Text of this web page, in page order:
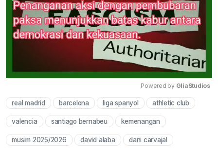
Mute
Powered by GliaStudios
real madrid barcelona liga spanyol athletic club
valencia santiago bernabeu kemenangan
musim 2025/2026 david alaba dani carvajal